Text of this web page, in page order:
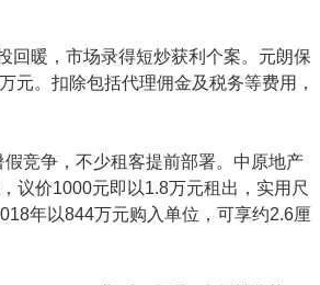
回暖，市场录得短炒获利个案。元朗保
元。扣除包括代理佣金及税务等费用，
竞争，不少租客提前部署。中原地产
议价1000元即以1.8万元租出，实用尺
年以844万元购入单位，可享约2.6厘